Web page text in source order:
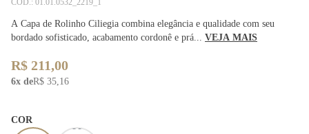
CÓD.: 01.01.0532_2219_1
A Capa de Rolinho Ciliegia combina elegância e qualidade com seu
bordado sofisticado, acabamento cordonê e prá... VEJA MAIS
R$ 211,00
6x deR$ 35,16
COR